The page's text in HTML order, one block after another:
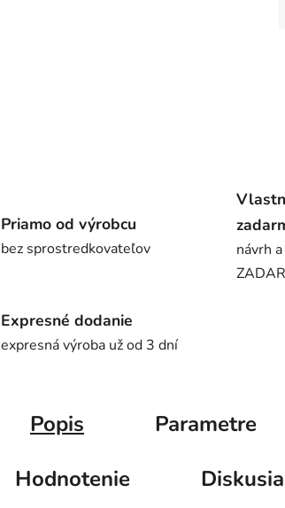
Priamo od výrobcu
bez sprostredkovateľov
návrh
Expresné dodanie
expresná výroba už od 3 dní
Popis Parametre
Hodnotenie
Diskusia